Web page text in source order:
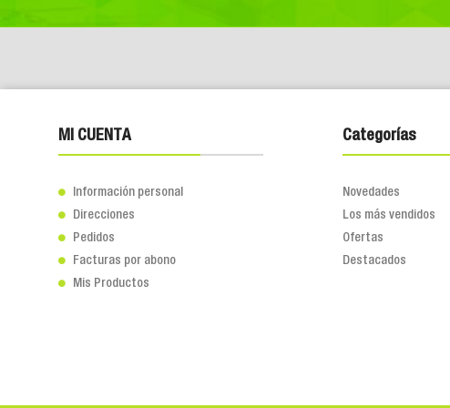
MI CUENTA
 Información personal
 Direcciones
 Pedidos
 Facturas por abono
 Mis Productos
Categorías
Novedades
Los más vendidos
Ofertas
Destacados